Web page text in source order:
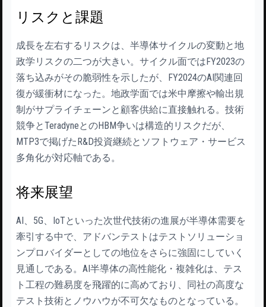
リスクと課題
成長を左右するリスクは、半導体サイクルの変動と地
政学リスクの二つが大きい。サイクル面ではFY2023の
落ち込みがその脆弱性を示したが、FY2024のAI関連回
復が緩衝材になった。地政学面では米中摩擦や輸出規
制がサプライチェーンと顧客供給に直接触れる。技術
競争とTeradyneとのHBM争いは構造的リスクだが、
MTP3で掲げたR&D投資継続とソフトウェア・サービス
多角化が対応軸である。
将来展望
AI、5G、IoTといった次世代技術の進展が半導体需要を
牽引する中で、アドバンテストはテストソリューショ
ンプロバイダーとしての地位をさらに強固にしていく
見通しである。AI半導体の高性能化・複雑化は、テス
ト工程の難易度を飛躍的に高めており、同社の高度な
テスト技術とノウハウが不可欠なものとなっている。